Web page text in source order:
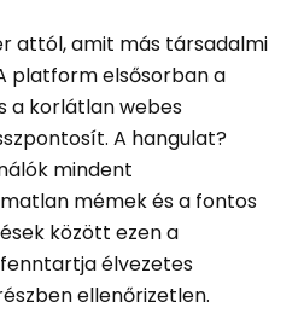
attól, amit más társadalmi
platform elsősorban a
a korlátlan webes
A hangulat?
mindent
mémek és a fontos
között ezen a
élvezetes
ellenőrizetlen.